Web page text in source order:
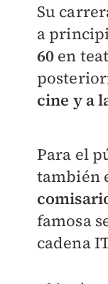
Su
a
60en
cine y a
Para el
también
famosa
cadena